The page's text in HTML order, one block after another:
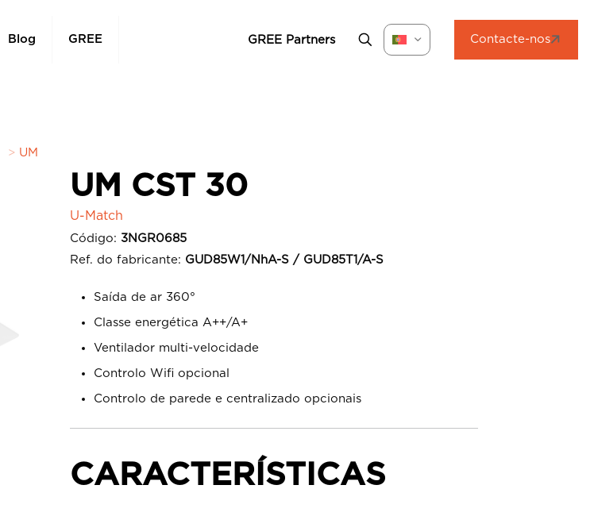
Blog GREE GREE Partners Contacte-nos
> UM
UM CST 30
U-Match
Código: 3NGR0685
Ref. do fabricante: GUD85W1/NhA-S / GUD85T1/A-S
Saída de ar 360°
Classe energética A++/A+
Ventilador multi-velocidade
Controlo Wifi opcional
Controlo de parede e centralizado opcionais
CARACTERÍSTICAS